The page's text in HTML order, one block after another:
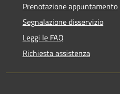
Prenotazione appuntamento
Segnalazione disservizio
Leggi le FAQ
Richiesta assistenza